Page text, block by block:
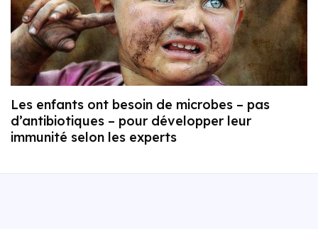
Les enfants ont besoin de microbes – pas
d’antibiotiques – pour développer leur
immunité selon les experts